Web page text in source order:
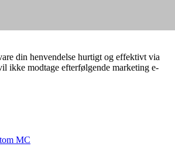
din henvendelse hurtigt og effektivt via
ikke modtage efterfølgende marketing e-
MC